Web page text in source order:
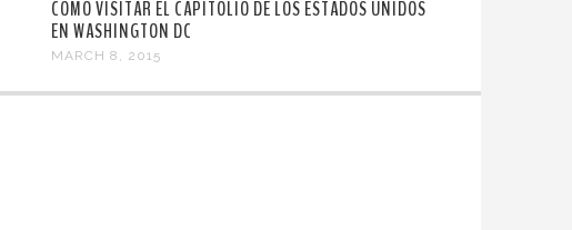
CÓMO VISITAR EL CAPITOLIO DE LOS ESTADOS UNIDOS
EN WASHINGTON DC
MARCH 8, 2015